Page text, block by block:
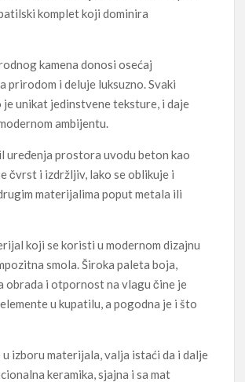
komplet koji dominira
kamena donosi osećaj
prirodom i deluje luksuzno. Svaki
je unikat jedinstvene teksture, i daje
ambijentu.
uređenja prostora uvodu beton kao
čvrst i izdržljiv, lako se oblikuje i
materijalima poput metala ili
koji se koristi u modernom dizajnu
smola. Široka paleta boja,
obrada i otpornost na vlagu čine je
u kupatilu, a pogodna je i što
u izboru materijala, valja istaći da i dalje
keramika, sjajna i sa mat